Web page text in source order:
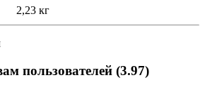
2,23 кг
пользователей (3.97)